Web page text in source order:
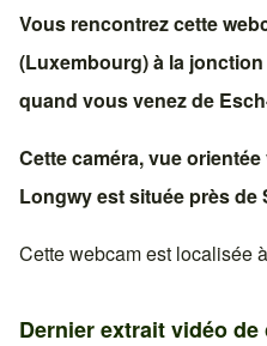
Vous rencontrez cette
(Luxembourg)à la
quand vous venez de
Cette caméra, vue
Longwyest située près de
Cette webcam est localisée
Dernier extrait vidéo de